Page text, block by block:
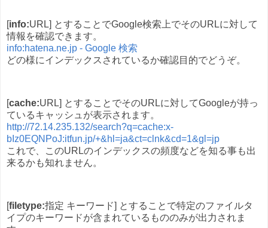
[info:URL] とすることでGoogle検索上でそのURLに対して
情報を確認できます。
info:hatena.ne.jp - Google 検索
どの様にインデックスされているか確認目的でどうぞ。
[cache:URL] とすることでそのURLに対してGoogleが持っ
ているキャッシュが表示されます。
http://72.14.235.132/search?q=cache:x-
bIz0EQNPoJ:itfun.jp/+&hl=ja&ct=clnk&cd=1&gl=jp
これで、このURLのインデックスの頻度などを知る事も出
来るかも知れません。
[filetype:指定 キーワード] とすることで特定のファイルタ
イプのキーワードが含まれているもののみが出力されま